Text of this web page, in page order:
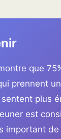
que
prennent
plus
est
important de